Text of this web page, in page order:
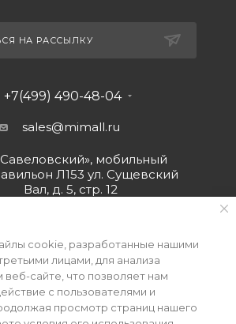
НА РАССЫЛКУ
+7(499) 490-48-04
sales@mimall.ru
мобильный
Л153 ул. Сущевский
Вал, д. 5, стр. 12
cookie, разработанные нашими
лицами, для анализа
сайте, что позволяет нам
с пользователями и
просмотр страниц нашего